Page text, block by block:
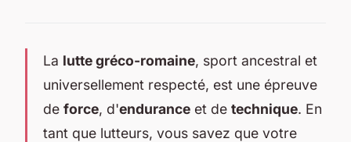
La lutte gréco-romaine, sport ancestral et
universellement respecté, est une épreuve
de force, d'endurance et de technique. En
tant que lutteurs, vous savez que votre